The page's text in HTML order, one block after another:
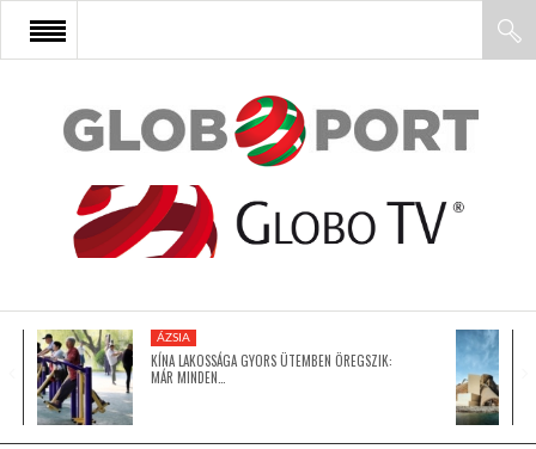
FŐOLDAL
AFRIKA
ÁZSIA
ÁZSIA
KÍNA LAKOSSÁGA GYORS ÜTEMBEN ÖREGSZIK:
MÁR MINDEN…